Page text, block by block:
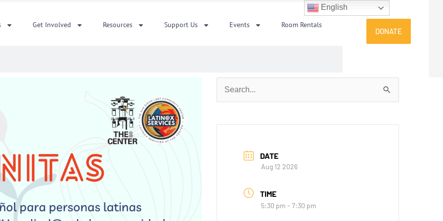
Get Involved Resources Support Us Events Room Rentals
DONATE
Search
for:
DATE
Aug 12 2026
TIME
5:30 pm - 7:30 pm
English